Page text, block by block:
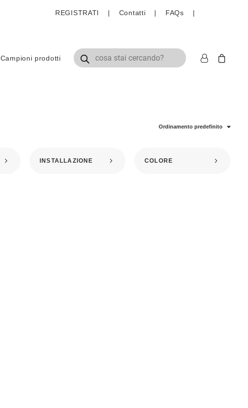
REGISTRATI | Contatti | FAQs |
Campioni prodotti Ricerca prodotti
Ordinamento predefinito
INSTALLAZIONE COLORE